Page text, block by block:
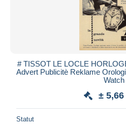
# TISSOT LE LOCLE
Advert Publicitè Reklame
Watch
± 5,66
Statut